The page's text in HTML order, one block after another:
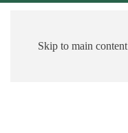
Skip to main content